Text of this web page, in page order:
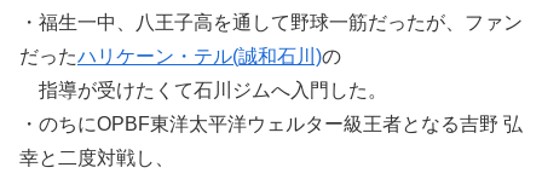
・福生一中、八王子高を通して野球一筋だったが、ファン
だったハリケーン・テル(誠和石川)の
指導が受けたくて石川ジムへ入門した。
・のちにOPBF東洋太平洋ウェルター級王者となる吉野 弘
幸と二度対戦し、